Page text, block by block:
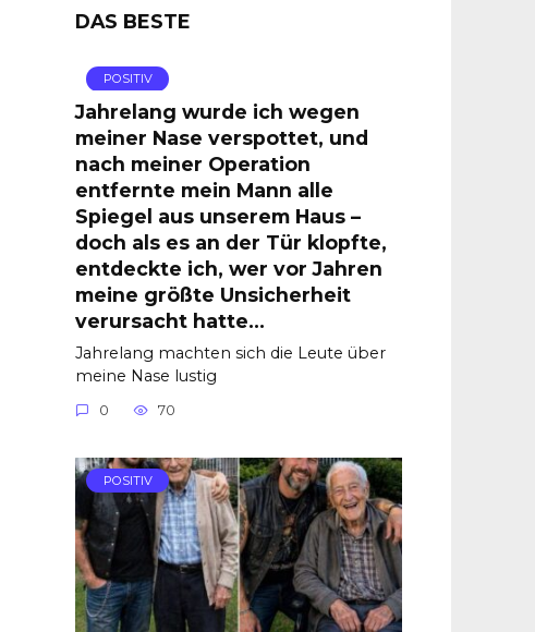
DAS BESTE
POSITIV
Jahrelang wurde ich wegen
meiner Nase verspottet, und
nach meiner Operation
entfernte mein Mann alle
Spiegel aus unserem Haus –
doch als es an der Tür klopfte,
entdeckte ich, wer vor Jahren
meine größte Unsicherheit
verursacht hatte…
Jahrelang machten sich die Leute über
meine Nase lustig
0 70
POSITIV